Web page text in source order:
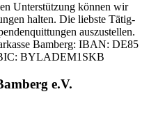
Un­ter­stüt­zung kön­nen wir
hal­ten. Die liebs­te Tä­tig­
aus­zu­stel­len.
Bam­berg: IBAN: DE85
BYLADEM1SKB
e.V.